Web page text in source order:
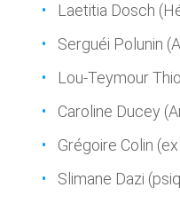
Laetitia Dosch
Serguéi Polunin
Lou-Teymour
Caroline Ducey
Grégoire Colin
Slimane Dazi